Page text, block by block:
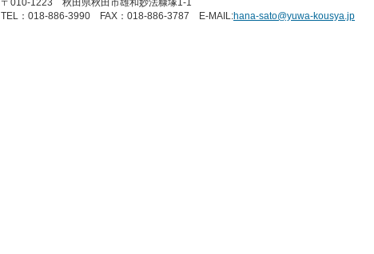
TEL：018-886-3990 FAX：018-886-3787 E-MAIL:hana-sato@yuwa-kousya.jp